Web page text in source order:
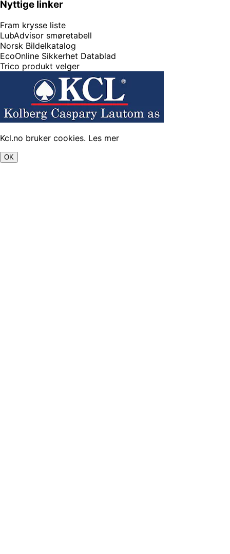
Nyttige linker
Fram krysse liste
LubAdvisor smøretabell
Norsk Bildelkatalog
EcoOnline Sikkerhet Datablad
Trico produkt velger
Kcl.no bruker cookies. Les mer
OK